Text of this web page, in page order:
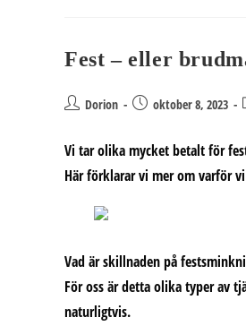
2025
Fest – eller
Inläggsförfattare:
Dorion
Inläggetoktober 8, 2023
Vi tar olika mycket betalt för
Här förklarar vi mer om varför
Vad är skillnaden på
För oss är detta olika typer av
naturligtvis.